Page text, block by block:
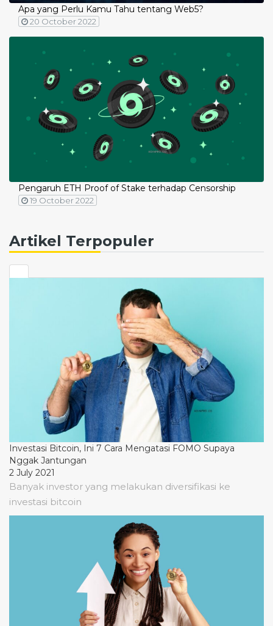
Apa yang Perlu Kamu Tahu tentang Web5?
20 October 2022
Pengaruh ETH Proof of Stake terhadap Censorship
19 October 2022
Artikel Terpopuler
Investasi Bitcoin, Ini 7 Cara Mengatasi FOMO Supaya
Nggak Jantungan
2 July 2021
Banyak investor yang melakukan diversifikasi ke
investasi bitcoin